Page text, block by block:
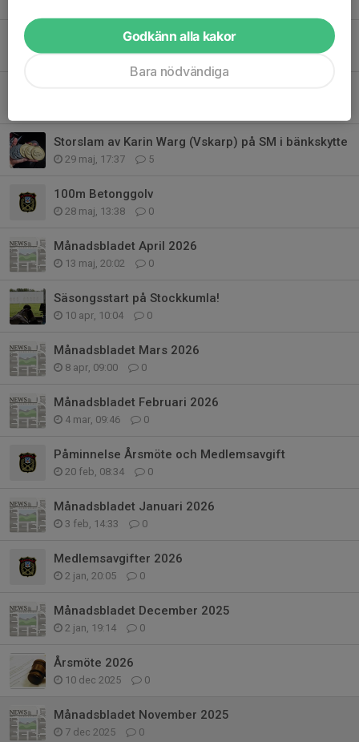
100m färdig
9 jul, 20:00 5
Storslam av Karin Warg (Vskarp) på SM i bänkskytte
29 maj, 17:37 5
100m Betonggolv
28 maj, 13:38 0
Månadsbladet April 2026
13 maj, 20:02 0
Säsongsstart på Stockkumla!
10 apr, 10:04 0
Månadsbladet Mars 2026
8 apr, 09:00 0
Månadsbladet Februari 2026
4 mar, 09:46 0
Påminnelse Årsmöte och Medlemsavgift
20 feb, 08:34 0
Månadsbladet Januari 2026
3 feb, 14:33 0
Medlemsavgifter 2026
2 jan, 20:05 0
Månadsbladet December 2025
2 jan, 19:14 0
Årsmöte 2026
10 dec 2025 0
Månadsbladet November 2025
7 dec 2025 0
Godkänn alla kakor
Bara nödvändiga